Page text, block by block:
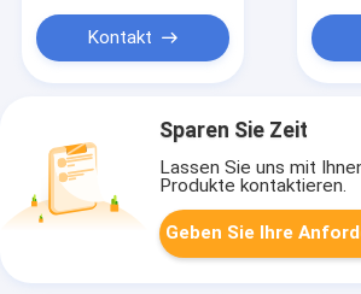
Kontakt
Sparen Sie Zeit
Lassen Sie uns mit
Produkte kontaktieren.
Geben Sie Ihre